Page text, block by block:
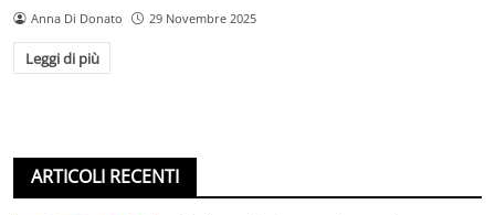
Anna Di Donato 29 Novembre 2025
Leggi di più
ARTICOLI RECENTI